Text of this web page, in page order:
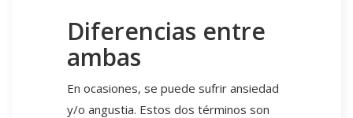
Diferencias entre
ambas
En ocasiones, se puede sufrir ansiedad
y/o angustia. Estos dos términos son